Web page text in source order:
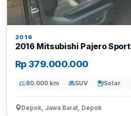
2016
2016 Mitsubishi Pajero Sport
Rp 379.000.000
80.000 km SUV Solar
Depok, Jawa Barat, Depok